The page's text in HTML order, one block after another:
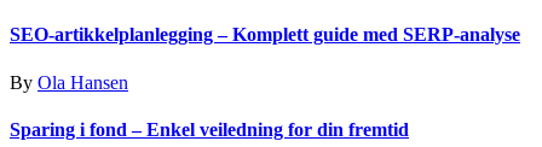
SEO-artikkelplanlegging – Komplett guide med SERP-analyse
By Ola Hansen
Sparing i fond – Enkel veiledning for din fremtid